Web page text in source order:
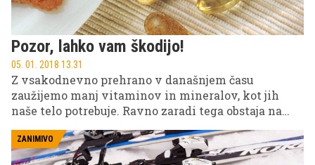
Pozor, lahko vam škodijo!
05. 01. 2018 13.31
Z vsakodnevno prehrano v današnjem času
zaužijemo manj vitaminov in mineralov, kot jih
naše telo potrebuje. Ravno zaradi tega obstaja na
nadomestijo pomanjkanje telesu potrebnih snovi.
Toda kje je meja?
ZANIMIVO